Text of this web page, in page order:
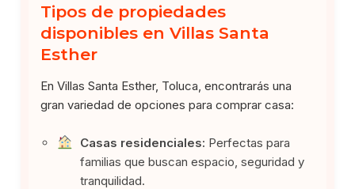
Tipos de propiedades
disponibles en Villas Santa
Esther
En Villas Santa Esther, Toluca, encontrarás una
gran variedad de opciones para comprar casa:
Casas residenciales: Perfectas para
familias que buscan espacio, seguridad y
tranquilidad.